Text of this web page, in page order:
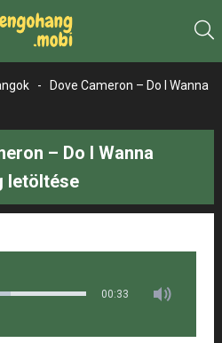
-
Dove Cameron – Do I Wanna
– Do I Wanna
letöltése
00:33